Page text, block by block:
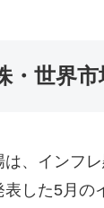
・世界市
、インフ
した5月